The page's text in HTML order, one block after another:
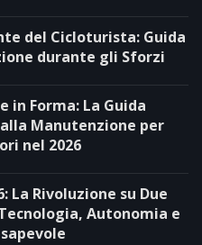
del Cicloturista: Guida
durante gli Sforzi
in Forma: La Guida
Manutenzione per
nel 2026
La Rivoluzione su Due
Autonomia e